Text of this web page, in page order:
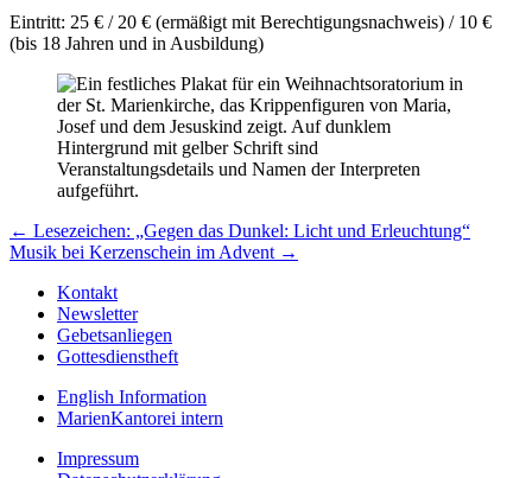
Eintritt: 25 € / 20 € (ermäßigt mit Berechtigungsnachweis) / 10 €
(bis 18 Jahren und in Ausbildung)
Beitragsnavigation
← Lesezeichen: „Gegen das Dunkel: Licht und Erleuchtung“
Musik bei Kerzenschein im Advent →
Kontakt
Newsletter
Gebetsanliegen
Gottesdienstheft
English Information
MarienKantorei intern
Impressum